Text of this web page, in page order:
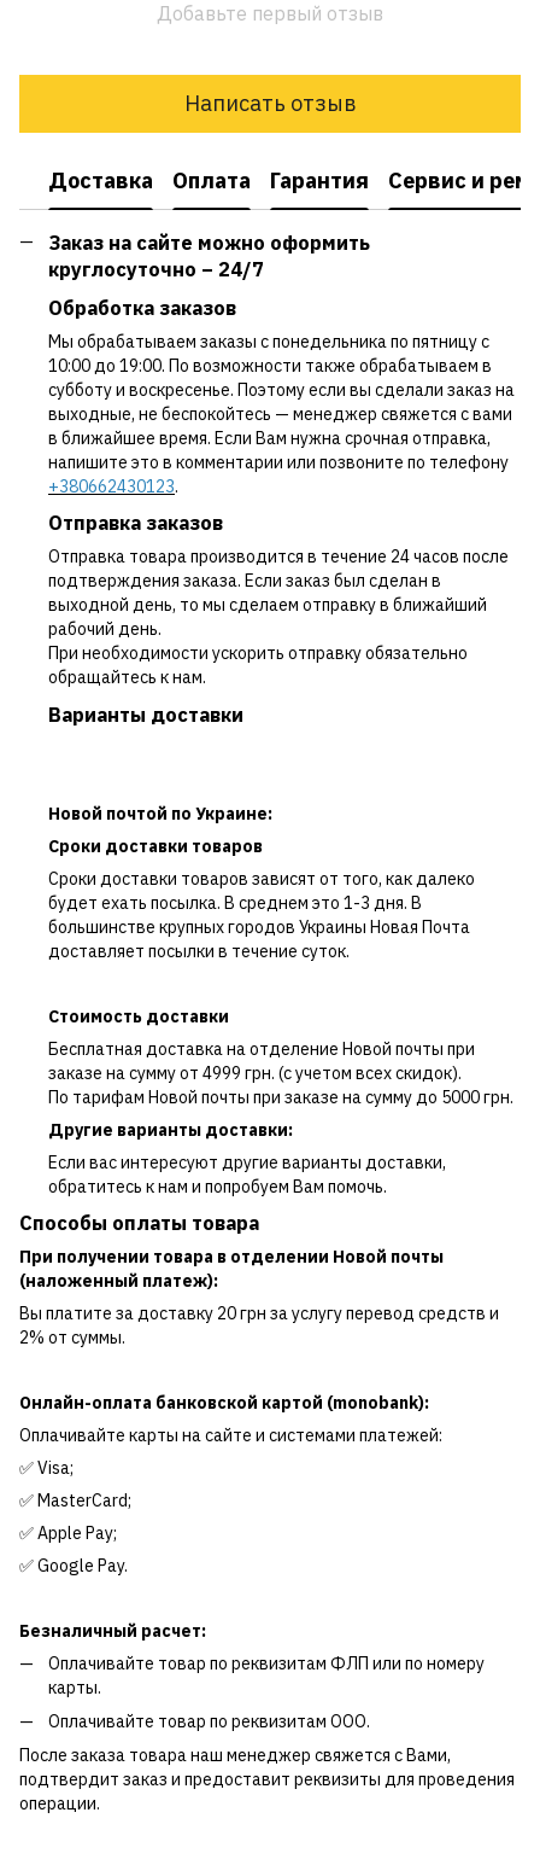
Добавьте первый отзыв
Написать отзыв
Доставка Оплата Гарантия Сервис и
Заказ на сайте можно оформить
круглосуточно – 24/7
Обработка заказов
Мы обрабатываем заказы с понедельника по пятницу с
10:00 до 19:00. По возможности также обрабатываем в
субботу и воскресенье. Поэтому если вы сделали заказ на
выходные, не беспокойтесь — менеджер свяжется с вами
в ближайшее время. Если Вам нужна срочная отправка,
напишите это в комментарии или позвоните по телефону
+380662430123.
Отправка заказов
Отправка товара производится в течение 24 часов после
подтверждения заказа. Если заказ был сделан в
выходной день, то мы сделаем отправку в ближайший
рабочий день.
При необходимости ускорить отправку обязательно
обращайтесь к нам.
Варианты доставки
Новой почтой по Украине:
Сроки доставки товаров
Сроки доставки товаров зависят от того, как далеко
будет ехать посылка. В среднем это 1-3 дня. В
большинстве крупных городов Украины Новая Почта
доставляет посылки в течение суток.
Стоимость доставки
Бесплатная доставка на отделение Новой почты при
заказе на сумму от 4999 грн. (с учетом всех скидок).
По тарифам Новой почты при заказе на сумму до 5000 грн.
Другие варианты доставки:
Если вас интересуют другие варианты доставки,
обратитесь к нам и попробуем Вам помочь.
Способы оплаты товара
При получении товара в отделении Новой почты
(наложенный платеж):
Вы платите за доставку 20 грн за услугу перевод средств и
2% от суммы.
Онлайн-оплата банковской картой (monobank):
Оплачивайте карты на сайте и системами платежей:
✅ Visa;
✅ MasterCard;
✅ Apple Pay;
✅ Google Pay.
Безналичный расчет:
Оплачивайте товар по реквизитам ФЛП или по номеру
карты.
Оплачивайте товар по реквизитам ООО.
После заказа товара наш менеджер свяжется с Вами,
подтвердит заказ и предоставит реквизиты для проведения
операции.